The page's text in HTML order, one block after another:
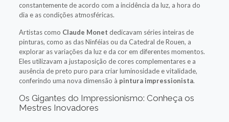
constantemente de acordo com a incidência da luz, a hora do
dia e as condições atmosféricas.
Artistas como Claude Monet dedicavam séries inteiras de
pinturas, como as das Ninféias ou da Catedral de Rouen, a
explorar as variações da luz e da cor em diferentes momentos.
Eles utilizavam a justaposição de cores complementares e a
ausência de preto puro para criar luminosidade e vitalidade,
conferindo uma nova dimensão à pintura impressionista.
Os Gigantes do Impressionismo: Conheça os
Mestres Inovadores